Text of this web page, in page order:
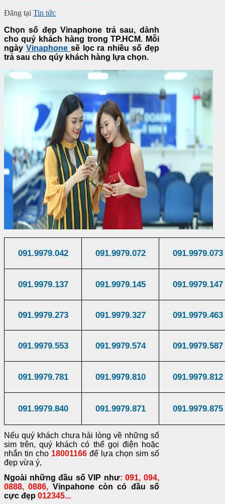
Đăng tại Tin tức
Chọn số đẹp Vinaphone trả sau, dành
cho quý khách hàng trong TP.HCM. Mỗi
ngày Vinaphone sẽ lọc ra nhiều số đẹp
trả sau cho qúy khách hàng lựa chọn.
091.9979.042 091.9979.072 091.9979.073
091.9979.137 091.9979.145 091.9979.147
091.9979.273 091.9979.327 091.9979.463
091.9979.553 091.9979.574 091.9979.587
091.9979.781 091.9979.810 091.9979.812
091.9979.840 091.9979.871 091.9979.875
Nếu quý khách chưa hài lòng về những số
sim trên, quý khách có thể gọi điện hoặc
nhắn tin cho 18001166để lựa chọn sim số
đẹp vừa ý,
Ngoài những đầu số VIP như: 091, 094,
0888, 0886, Vinpahone còn có đầu số
cực đẹp 012345...